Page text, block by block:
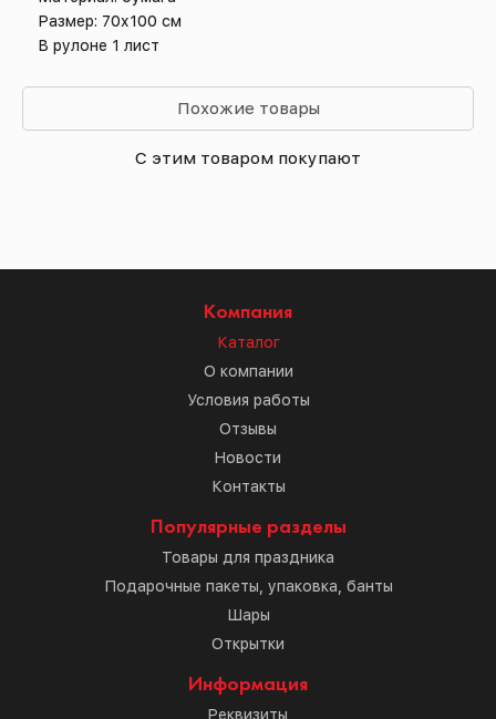
Размер: 70х100 см
В рулоне 1 лист
Похожие товары
С этим товаром покупают
Компания
Каталог
О компании
Условия работы
Отзывы
Новости
Контакты
Популярные разделы
Товары для праздника
Подарочные пакеты, упаковка, банты
Шары
Открытки
Информация
Реквизиты